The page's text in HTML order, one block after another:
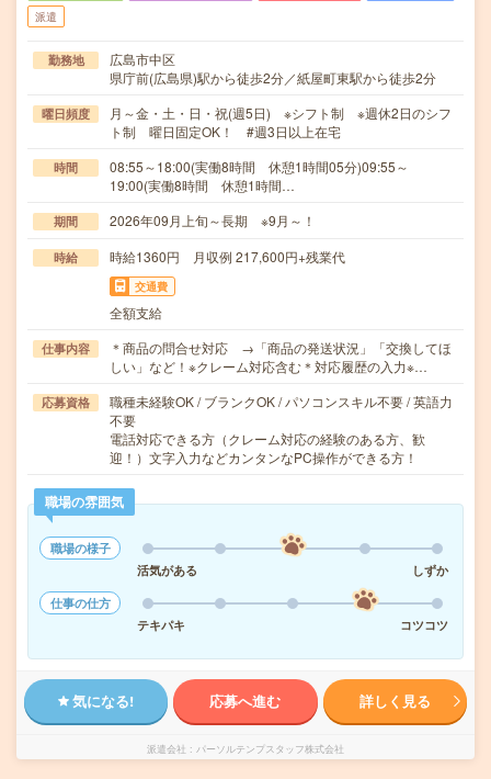
派遣
勤務地
広島市中区
県庁前(広島県)駅から徒歩2分／紙屋町東駅から徒歩2分
曜日頻度
月～金・土・日・祝(週5日) ※シフト制 ※週休2日のシフ
ト制 曜日固定OK！ #週3日以上在宅
時間
08:55～18:00(実働8時間 休憩1時間05分)09:55～
19:00(実働8時間 休憩1時間…
期間 2026年09月上旬～長期 ※9月～！
時給 時給1360円 月収例 217,600円+残業代
交通費
全額支給
仕事内容
＊商品の問合せ対応 →「商品の発送状況」「交換してほ
しい」など！※クレーム対応含む＊対応履歴の入力※…
応募資格
職種未経験OK / ブランクOK / パソコンスキル不要 / 英語力
不要
電話対応できる方（クレーム対応の経験のある方、歓
迎！）文字入力などカンタンなPC操作ができる方！
職場の雰囲気
職場の様子
活気がある
しずか
仕事の仕方
テキパキ
コツコツ
気になる! 応募へ進む 詳しく見る
派遣会社 パーソルテンプスタッフ株式会社